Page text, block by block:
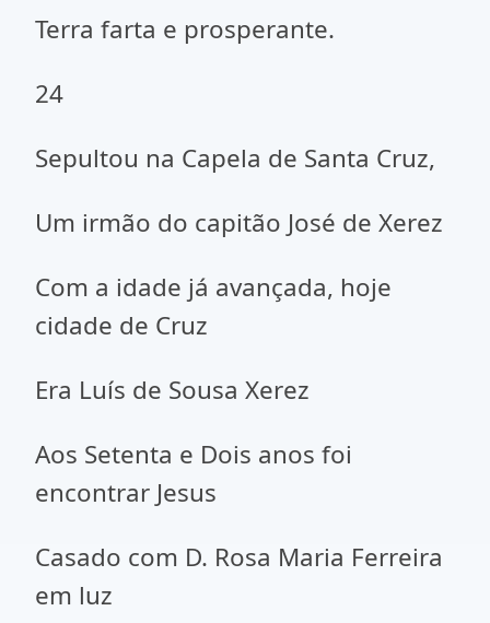
Terra farta e prosperante.
24
Sepultou na Capela de Santa Cruz,
Um irmão do capitão José de Xerez
Com a idade já avançada, hoje
cidade de Cruz
Era Luís de Sousa Xerez
Aos Setenta e Dois anos foi
encontrar Jesus
Casado com D. Rosa Maria Ferreira
em luz